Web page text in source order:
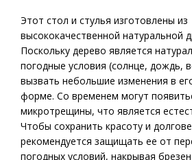
Этот стол и стулья изготовлены из
высококачественной натуральной
Поскольку дерево является
погодные условия (солнце, дождь,
вызвать небольшие изменения в
форме. Со временем могут
микротрещины, что является
Чтобы сохранить красоту и
рекомендуется защищать ее от
погодных условий, накрывая